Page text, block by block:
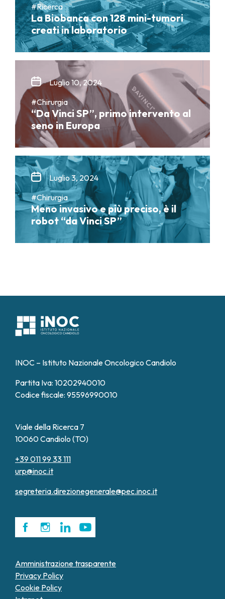
#Ricerca
La Biobanca con 128 mini-tumori
creati in laboratorio
Luglio 10, 2024
#Chirurgia
“Da Vinci SP”, primo intervento al
seno in Europa
Luglio 3, 2024
#Chirurgia
Meno invasivo e più preciso, è il
robot “da Vinci SP”
INOC – Istituto Nazionale Oncologico Candiolo
Partita Iva: 10202940010
Codice fiscale: 95596990010
Viale della Ricerca 7
10060 Candiolo (TO)
+39 011 99 33 111
urp@inoc.it
segreteria.direzionegenerale@pec.inoc.it
Amministrazione trasparente
Privacy Policy
Cookie Policy